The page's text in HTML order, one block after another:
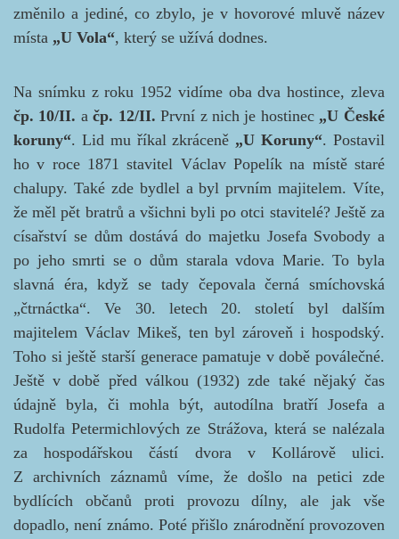
změnilo a jediné, co zbylo, je v hovorové mluvě název
místa „U Vola“, který se užívá dodnes.
Na snímku z roku 1952 vidíme oba dva hostince, zleva
čp. 10/II. ačp. 12/II. První z nich je hostinec „U České
koruny“. Lid mu říkal zkráceně „U Koruny“. Postavil
ho v roce 1871 stavitel Václav Popelík na místě staré
chalupy. Také zde bydlel a byl prvním majitelem. Víte,
že měl pět bratrů a všichni byli po otci stavitelé? Ještě za
císařství se dům dostává do majetku Josefa Svobody a
po jeho smrti se o dům starala vdova Marie. To byla
slavná éra, když se tady čepovala černá smíchovská
„čtrnáctka“. Ve 30. letech 20. století byl dalším
majitelem Václav Mikeš, ten byl zároveň i hospodský.
Toho si ještě starší generace pamatuje v době poválečné.
Ještě v době před válkou (1932) zde také nějaký čas
údajně byla, či mohla být, autodílna bratří Josefa a
Rudolfa Petermichlových ze Strážova, která se nalézala
za hospodářskou částí dvora v Kollárově ulici.
Z archivních záznamů víme, že došlo na petici zde
bydlících občanů proti provozu dílny, ale jak vše
dopadlo, není známo. Poté přišlo znárodnění provozoven